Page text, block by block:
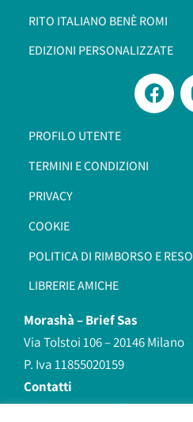
RITO ITALIANO BENÈ ROMI​
EDIZIONI PERSONALIZZATE
PROFILO UTENTE
TERMINI E CONDIZIONI
PRIVACY
COOKIE
POLITICA DI RIMBORSO E RESO
LIBRERIE AMICHE
Morashà –Brief Sas
Via Tolstoi 106 – 20146 Milano
P. Iva 11855020159
Contatti
redazione@morasha.it